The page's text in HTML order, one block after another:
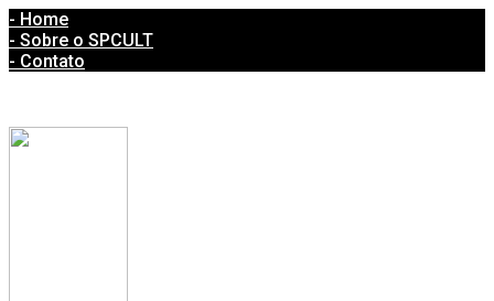
- Home
- Sobre o SPCULT
- Contato